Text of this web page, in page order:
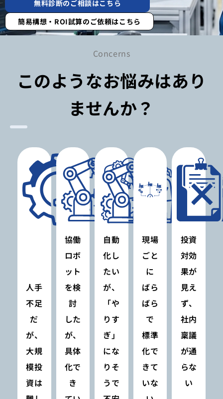
無料診断のご相談はこちら
簡易構想・ROI試算のご依頼はこちら
Concerns
このようなお悩みはあり
ませんか？
人手
不足
だ
が、
大規
模投
資は
協働
ロボ
ット
を検
討
した
が、
具体
化で
き
自動
化し
たい
が、
「や
りす
ぎ」
にな
りそ
うで
現場
ごと
に
ばら
ばら
で
標準
化で
きて
いな
投資
対効
果が
見え
ず、
社内
稟議
が通
らな
い